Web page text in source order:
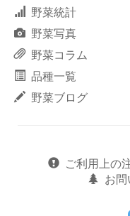
野菜統計
野菜写真
野菜コラム
品種一覧
野菜ブログ
ご利用上の
お